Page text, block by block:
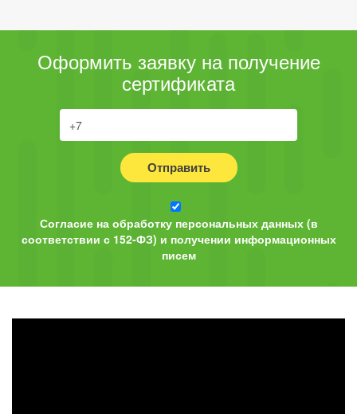
Оформить заявку на получение
сертификата
Отправить
Согласие на обработку персональных данных (в
соответствии с 152-ФЗ) и получении информационных
писем